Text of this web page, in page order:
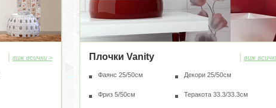
виж всички > Плочки Vanity виж
Фаянс 25/50см Декори 25/50см
Фриз 5/50см Теракота 33.3/33.3см